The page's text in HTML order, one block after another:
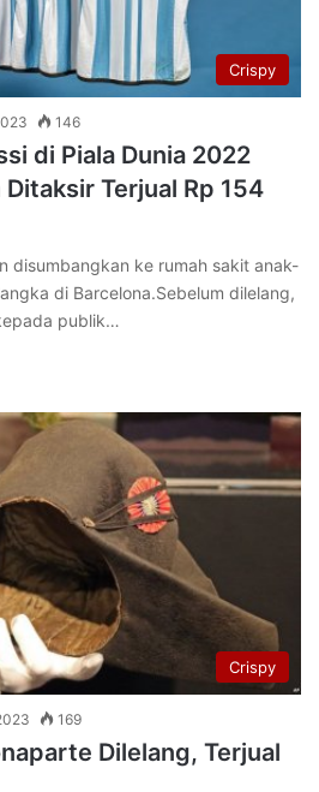
Crispy
146
di Piala Dunia 2022
Terjual Rp 154
disumbangkan ke rumah sakit anak-
di Barcelona.Sebelum dilelang,
publik…
Crispy
169
Dilelang, Terjual